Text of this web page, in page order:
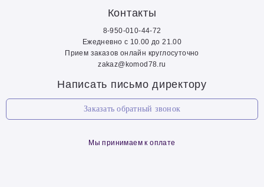
Контакты
8-950-010-44-72
Ежедневно с 10.00 до 21.00
Прием заказов онлайн круглосуточно
zakaz@komod78.ru
Написать письмо директору
Заказать обратный звонок
Мы принимаем к оплате